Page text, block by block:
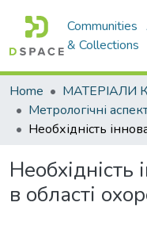
Communities
& Collections
Home
Необхідність
в області